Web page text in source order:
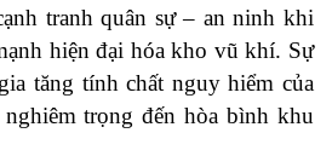
tranh quân sự – an ninh khi
hiện đại hóa kho vũ khí. Sự
tăng tính chất nguy hiểm của
trọng đến hòa bình khu